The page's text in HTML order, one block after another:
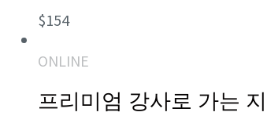
$154
ONLINE
프리미엄 강사로 가는